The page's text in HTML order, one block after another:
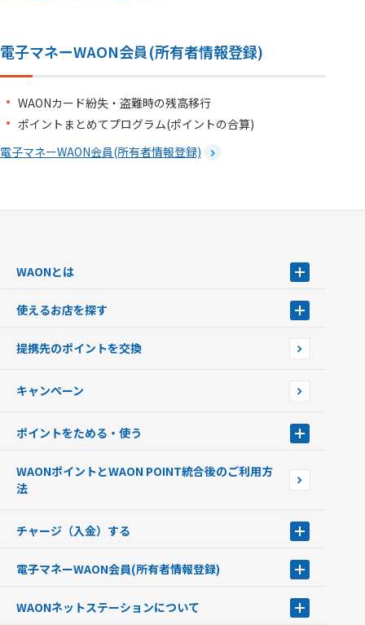
電子マネーWAON会員(所有者情報登録)
WAONカード紛失・盗難時の残高移行
ポイントまとめてプログラム(ポイントの合算)
電子マネーWAON会員(所有者情報登録)
WAONとは
WAONを申込む
インターネット上でのお買い物について（ネット決済）
使えるお店を探す
店舗検索
イオン銀行ATM設置場所
提携先のポイントを交換
キャンペーン
ポイントをためる・使う
ポイントの有効期限について
WAONポイントとWAON POINT統合後のご利用方
法
チャージ（入金）する
現金でチャージする
銀行口座・ATMからチャージする
電子マネーWAON会員(所有者情報登録)
WAON POINTサービス会員登録に伴う個人データの共同利用のお知
WAONネットステーションについて